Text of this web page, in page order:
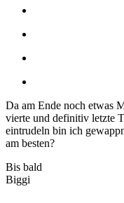
Da am Ende noch etwas
vierte und definitiv letzte
eintrudeln bin ich
am besten?
Bis bald
Biggi